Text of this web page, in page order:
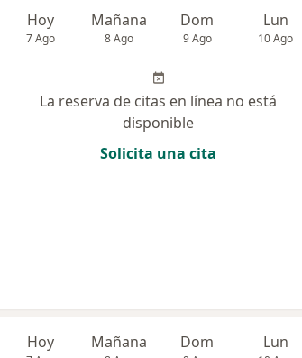
Hoy
7 Ago
Mañana
8 Ago
Dom
9 Ago
Lun
10 Ago
La reserva de citas en línea no está
disponible
Solicita una cita
Hoy Mañana Dom Lun